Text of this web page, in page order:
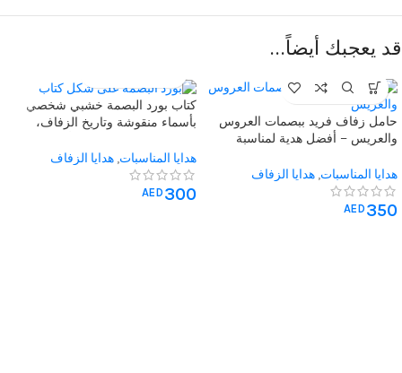
قد يعجبك أيضاً…
حامل زفاف فريد ببصمات العروس
والعريس – أفضل هدية لمناسبة
للتخصيص بالأسماء والتاريخ
والاقتباسات بالعربية أو الإنجليزية
هدايا المناسبات, هدايا الزفاف
AED 350
كتاب بورد البصمة خشبي شخصي
بأسماء منقوشة وتاريخ الزفاف،
فريدة لمناسبات الزفاف
هدايا المناسبات, هدايا الزفاف
AED 300